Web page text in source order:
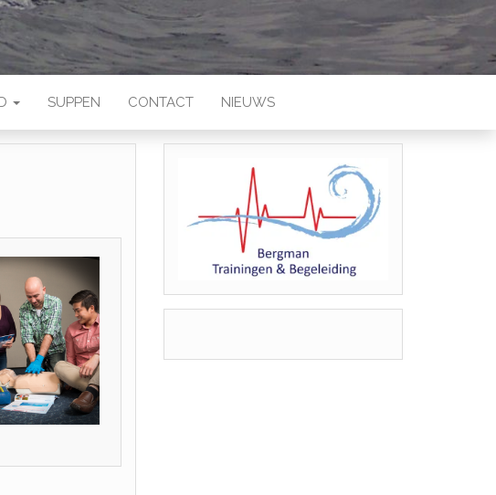
SUPPEN CONTACT NIEUWS